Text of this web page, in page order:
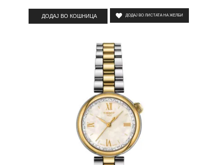
ДОДАЈ ВО КОШНИЦА ДОДАЈ ВО ЛИСТАТА НА ЖЕЛБИ